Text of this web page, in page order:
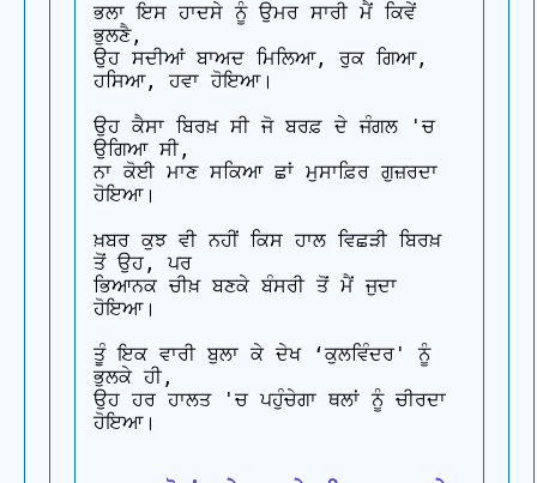
ਭਲਾ ਇਸ ਹਾਦਸੇ ਨੂੰ ਉਮਰ ਸਾਰੀ ਮੈਂ ਕਿਵੇਂ
ਭੁਲਣੈ,
ਉਹ ਸਦੀਆਂ ਬਾਅਦ ਮਿਲਿਆ, ਰੁਕ ਗਿਆ,
ਹਸਿਆ, ਹਵਾ ਹੋਇਆ।
ਉਹ ਕੈਸਾ ਬਿਰਖ਼ ਸੀ ਜੋ ਬਰਫ਼ ਦੇ ਜੰਗਲ 'ਚ
ਉਗਿਆ ਸੀ,
ਨਾ ਕੋਈ ਮਾਣ ਸਕਿਆ ਛਾਂ ਮੁਸਾਫ਼ਿਰ ਗੁਜ਼ਰਦਾ
ਹੋਇਆ।
ਖ਼ਬਰ ਕੁਝ ਵੀ ਨਹੀਂ ਕਿਸ ਹਾਲ ਵਿਛੜੀ ਬਿਰਖ਼
ਤੋਂ ਉਹ, ਪਰ
ਭਿਆਨਕ ਚੀਖ਼ ਬਣਕੇ ਬੰਸਰੀ ਤੋਂ ਮੈਂ ਜੁਦਾ
ਹੋਇਆ।
ਤੂੰ ਇਕ ਵਾਰੀ ਬੁਲਾ ਕੇ ਦੇਖ ‘ਕੁਲਵਿੰਦਰ' ਨੂੰ
ਭੁਲਕੇ ਹੀ,
ਉਹ ਹਰ ਹਾਲਤ 'ਚ ਪਹੁੰਚੇਗਾ ਥਲਾਂ ਨੂੰ ਚੀਰਦਾ
ਹੋਇਆ।